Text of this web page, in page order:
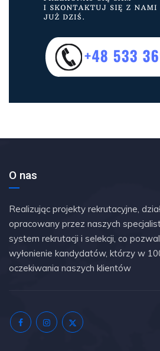
O nas
Realizując projekty rekrutacyjne,
opracowany przez naszych
system rekrutacji i selekcji, co
wyłonienie kandydatów, którzy w
oczekiwania naszych klientów